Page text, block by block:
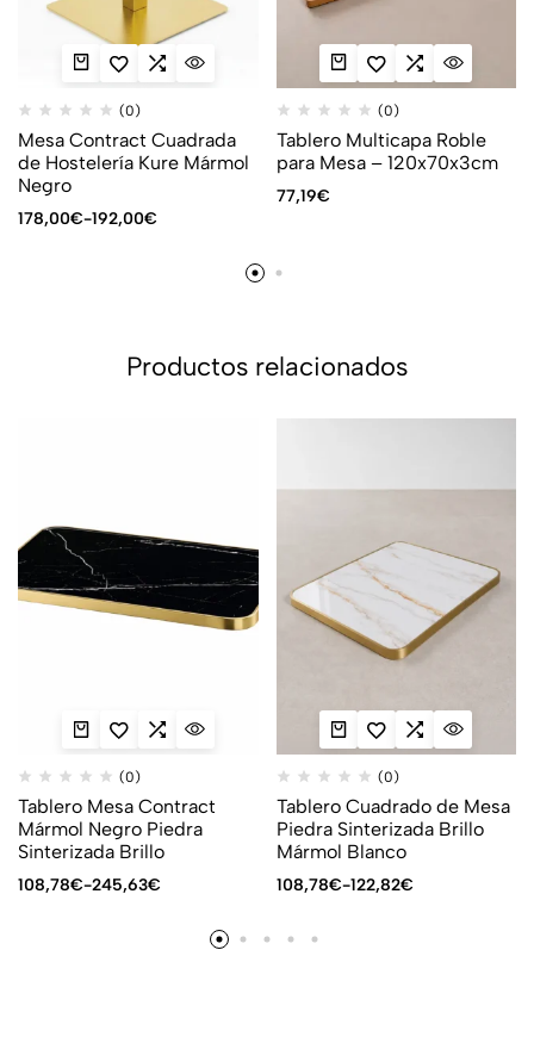
(0)
Mesa Contract Cuadrada
de Hostelería Kure Mármol
Negro
178,00€-192,00€
(0)
Tablero Multicapa Roble
para Mesa – 120x70x3cm
77,19€
Productos relacionados
(0)
Tablero Mesa Contract
Mármol Negro Piedra
Sinterizada Brillo
108,78€-245,63€
(0)
Tablero Cuadrado de Mesa
Piedra Sinterizada Brillo
Mármol Blanco
108,78€-122,82€